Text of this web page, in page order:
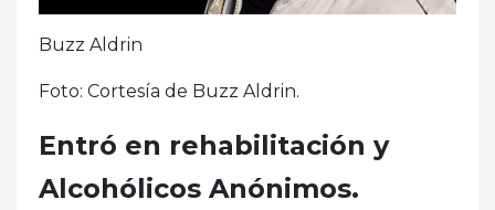
Buzz Aldrin
Foto: Cortesía de Buzz Aldrin.
Entró en rehabilitación y
Alcohólicos Anónimos.